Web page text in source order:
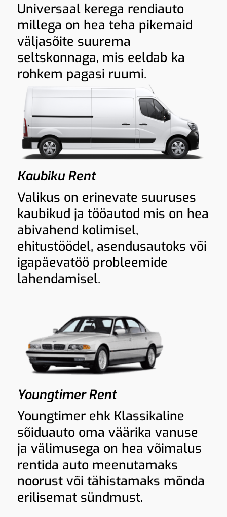
Universaal kerega rendiauto
millega on hea teha pikemaid
väljasõite suurema
seltskonnaga, mis eeldab ka
rohkem pagasi ruumi.
Kaubiku Rent
Valikus on erinevate suuruses
kaubikud ja tööautod mis on hea
abivahend kolimisel,
ehitustöödel, asendusautoks või
igapäevatöö probleemide
lahendamisel.
Youngtimer Rent
Youngtimer ehk Klassikaline
sõiduauto oma väärika vanuse
ja välimusega on hea võimalus
rentida auto meenutamaks
noorust või tähistamaks mõnda
erilisemat sündmust.